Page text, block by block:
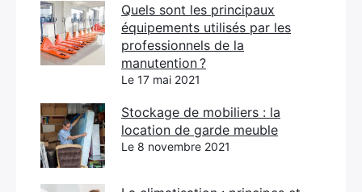
Quels sont les principaux
équipements utilisés par les
professionnels de la
manutention ?
Le 17 mai 2021
Stockage de mobiliers : la
location de garde meuble
Le 8 novembre 2021